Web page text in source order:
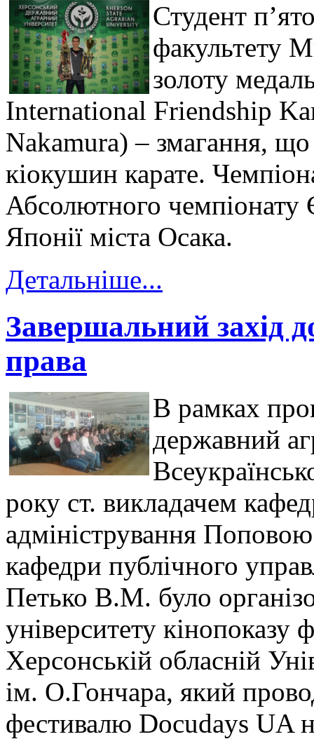
Студент
факультету
золоту
International Friendship
Nakamura) – змагання, що
кіокушин карате.
Абсолютного
Японії міста Осака.
Детальніше...
Завершальний захід
права
В рамках
державний
року ст. викладачем
адміністрування
кафедри публічного
Петько В.М. було
університету
Херсонській обласній
ім. О.Гончара, який
фестивалю Docudays UA